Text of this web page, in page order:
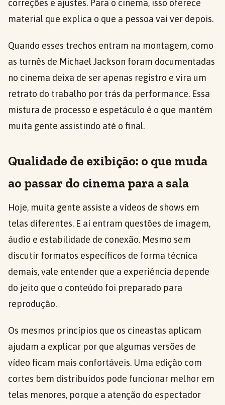
correções e ajustes. Para o cinema, isso oferece
material que explica o que a pessoa vai ver depois.
Quando esses trechos entram na montagem, como
as turnês de Michael Jackson foram documentadas
no cinema deixa de ser apenas registro e vira um
retrato do trabalho por trás da performance. Essa
mistura de processo e espetáculo é o que mantém
muita gente assistindo até o final.
Qualidade de exibição: o que muda
ao passar do cinema para a sala
Hoje, muita gente assiste a vídeos de shows em
telas diferentes. E aí entram questões de imagem,
áudio e estabilidade de conexão. Mesmo sem
discutir formatos específicos de forma técnica
demais, vale entender que a experiência depende
do jeito que o conteúdo foi preparado para
reprodução.
Os mesmos princípios que os cineastas aplicam
ajudam a explicar por que algumas versões de
vídeo ficam mais confortáveis. Uma edição com
cortes bem distribuídos pode funcionar melhor em
telas menores, porque a atenção do espectador